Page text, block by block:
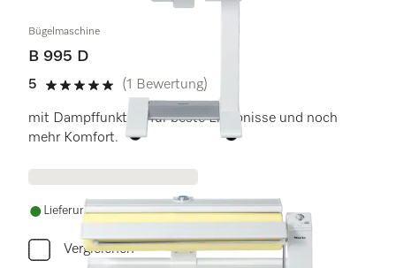
Bügelmaschine
B 995 D
5
5 von 5 Sternen
(1 Bewertung)
mit Dampffunktion für beste Ergebnisse und noch
mehr Komfort.
Lieferung innerhalb von 5-7 Werktagen
Vergleichen